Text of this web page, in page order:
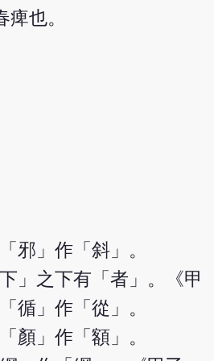
也。
邪」作「斜」。
」之下有「者」。《甲
循」作「從」。
顏」作「額」。